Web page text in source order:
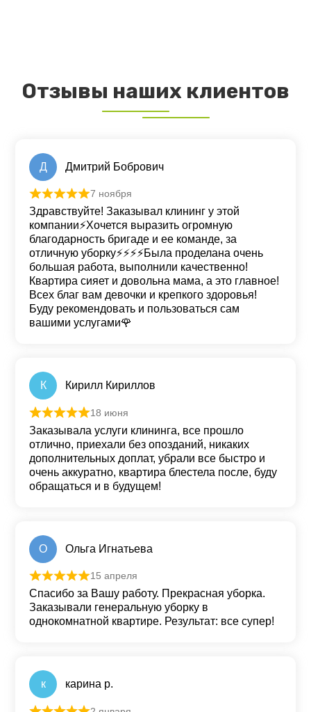
Отзывы наших клиентов
Д Дмитрий Бобрович
Оценка из 5
7 ноября
Здравствуйте! Заказывал клининг у этой
компании⚡️Хочется выразить огромную
благодарность бригаде и ее команде, за
отличную уборку⚡️⚡️⚡️⚡️Была проделана очень
большая работа, выполнили качественно!
Квартира сияет и довольна мама, а это главное!
Всех благ вам девочки и крепкого здоровья!
Буду рекомендовать и пользоваться сам
вашими услугами🌹
К Кирилл Кириллов
Оценка5 из 5
18 июня
Заказывала услуги клининга, все прошло
отлично, приехали без опозданий, никаких
дополнительных доплат, убрали все быстро и
очень аккуратно, квартира блестела после, буду
обращаться и в будущем!
О Ольга Игнатьева
Оценка из 5
15 апреля
Спасибо за Вашу работу. Прекрасная уборка.
Заказывали генеральную уборку в
однокомнатной квартире. Результат: все супер!
к карина р.